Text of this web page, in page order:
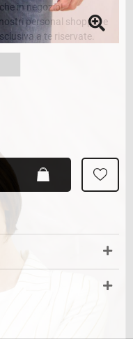
in negozio!
personal shopper e
a te riservate.